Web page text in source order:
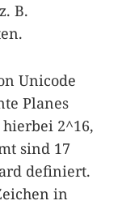
B.
Unicode
Planes
2^16,
sind 17
definiert.
in